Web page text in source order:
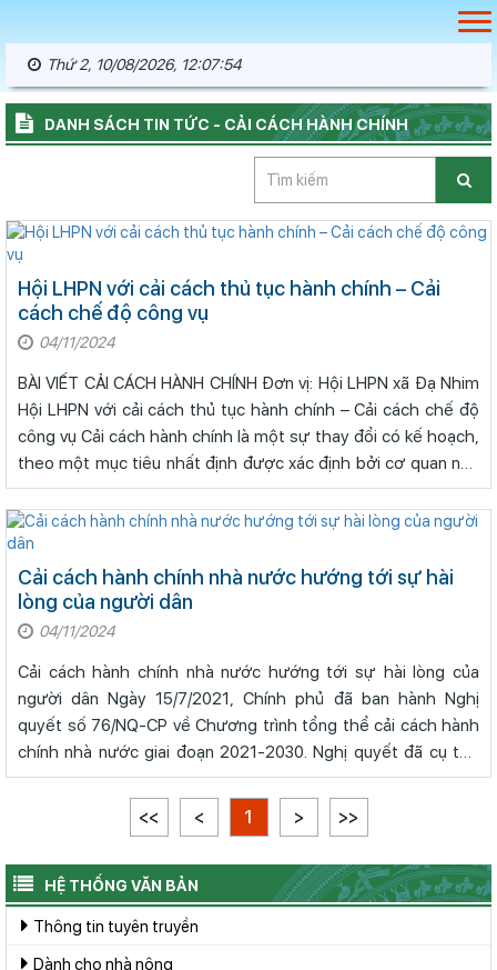
Thứ 2, 10/08/2026, 12:07:55
DANH SÁCH TIN TỨC - CẢI CÁCH HÀNH CHÍNH
Hội LHPN với cải cách thủ tục hành chính – Cải
cách chế độ công vụ
04/11/2024
BÀI VIẾT CẢI CÁCH HÀNH CHÍNH Đơn vị: Hội LHPN xã Đạ Nhim
Hội LHPN với cải cách thủ tục hành chính – Cải cách chế độ
công vụ Cải cách hành chính là một sự thay đổi có kế hoạch,
theo một mục tiêu nhất định được xác định bởi cơ quan nhà
nước có thẩm
Cải cách hành chính nhà nước hướng tới sự hài
lòng của người dân
04/11/2024
Cải cách hành chính nhà nước hướng tới sự hài lòng của
người dân Ngày 15/7/2021, Chính phủ đã ban hành Nghị
quyết số 76/NQ-CP về Chương trình tổng thể cải cách hành
chính nhà nước giai đoạn 2021-2030. Nghị quyết đã cụ thể
hóa, khẳng định vị trí trun
<< < 1 > >>
HỆ THỐNG VĂN BẢN
Thông tin tuyên truyền
Dành cho nhà nông